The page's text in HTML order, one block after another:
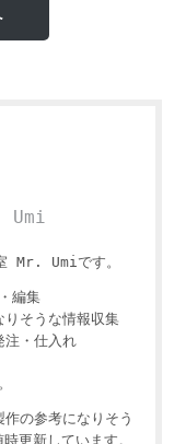
Umi
Mr. Umiです。
編集
りそうな情報収集
注・仕入れ
の参考になりそう
更新しています。